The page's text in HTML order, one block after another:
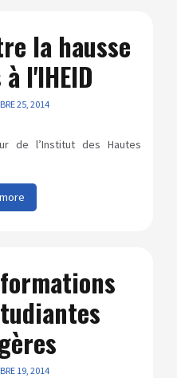
la hausse
l'IHEID
25, 2014
de l’Institut des Hautes
19, 2014